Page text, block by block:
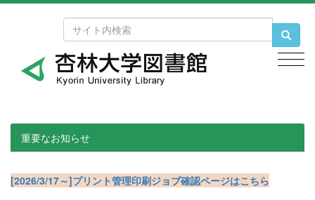
重要なお知らせ
[2026/3/17～]プリント管理印刷ジョブ確認ページはこちら